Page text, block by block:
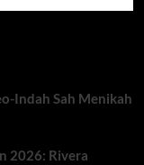
Indah Sah Menikah
2026: Rivera